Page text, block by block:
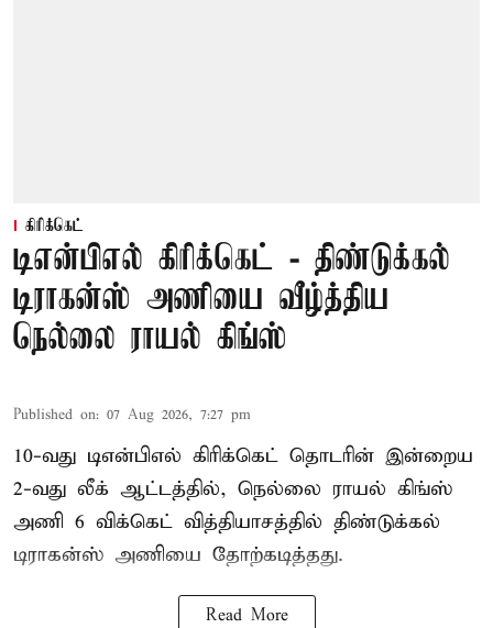
கிரிக்கெட்
டிஎன்பிஎல் கிரிக்கெட் - திண்டுக்கல்
டிராகன்ஸ் அணியை வீழ்த்திய
நெல்லை ராயல் கிங்ஸ்
Published on: 07 Aug 2026, 7:27 pm
10-வது டிஎன்பிஎல் கிரிக்கெட் தொடரின் இன்றைய
2-வது லீக் ஆட்டத்தில், நெல்லை ராயல் கிங்ஸ்
அணி 6 விக்கெட் வித்தியாசத்தில் திண்டுக்கல்
டிராகன்ஸ் அணியை தோற்கடித்தது.
Read More